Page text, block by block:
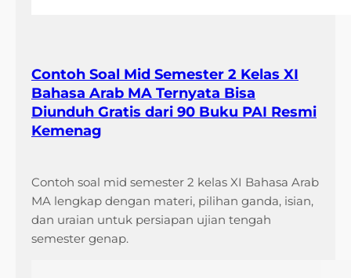
Contoh Soal Mid Semester 2 Kelas XI
Bahasa Arab MA Ternyata Bisa
Diunduh Gratis dari 90 Buku PAI Resmi
Kemenag
Contoh soal mid semester 2 kelas XI Bahasa Arab
MA lengkap dengan materi, pilihan ganda, isian,
dan uraian untuk persiapan ujian tengah
semester genap.